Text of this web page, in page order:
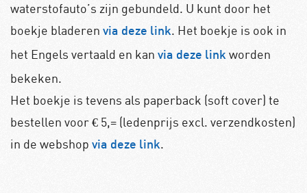
waterstofauto’s zijn gebundeld. U kunt door het
boekje bladeren via deze link. Het boekje is ook in
het Engels vertaald en kan via deze link worden
bekeken.
Het boekje is tevens als paperback (soft cover) te
bestellen voor € 5,= (ledenprijs excl. verzendkosten)
in de webshop via deze link.